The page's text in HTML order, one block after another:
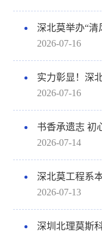
2026-07-16
2026-07-16
2026-07-14
2026-07-13